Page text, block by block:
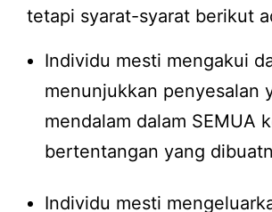
tetapi syarat-syarat berikut
Individu mesti mengakui
menunjukkan penyesalan
mendalam dalam SEMUA
bertentangan yang
Individu mesti